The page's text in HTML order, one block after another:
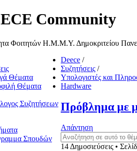
Community
Φοιτητών Η.Μ.Μ.Υ. Δημοκριτείου
Θέματα
Θέματα
Συζητήσεων
Σπουδών
Deece /
Συζητήσεις /
Υπολογιστές και
Hardware
Πρόβλημα με
Απάντηση
14 Δημοσιεύσεις •